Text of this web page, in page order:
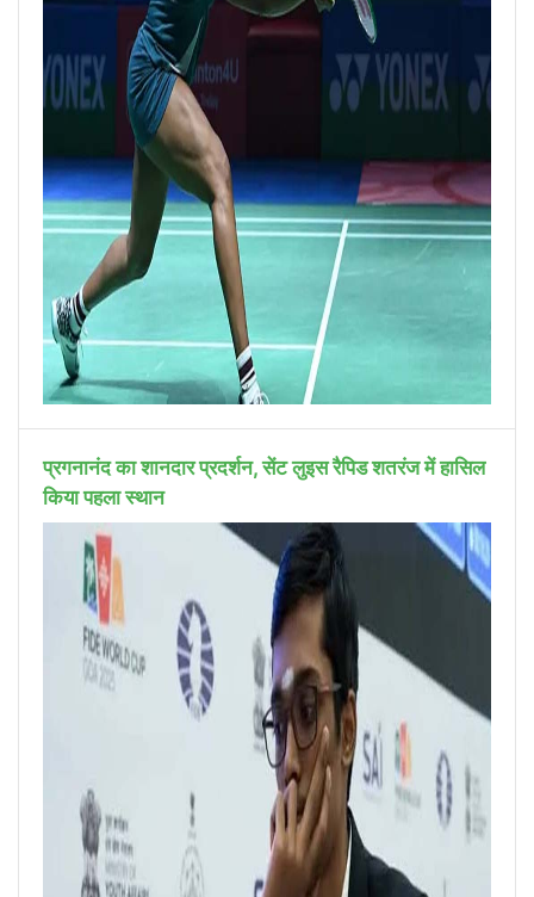
प्रगनानंद का शानदार प्रदर्शन, सेंट लुइस रैपिड शतरंज में हासिल
किया पहला स्थान